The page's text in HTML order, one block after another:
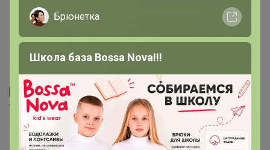
Брюнетка
Школа база Bossa Nova!!!